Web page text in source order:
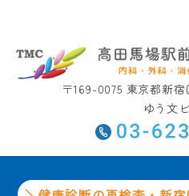
〒169-0075 東京都新
ゆう文